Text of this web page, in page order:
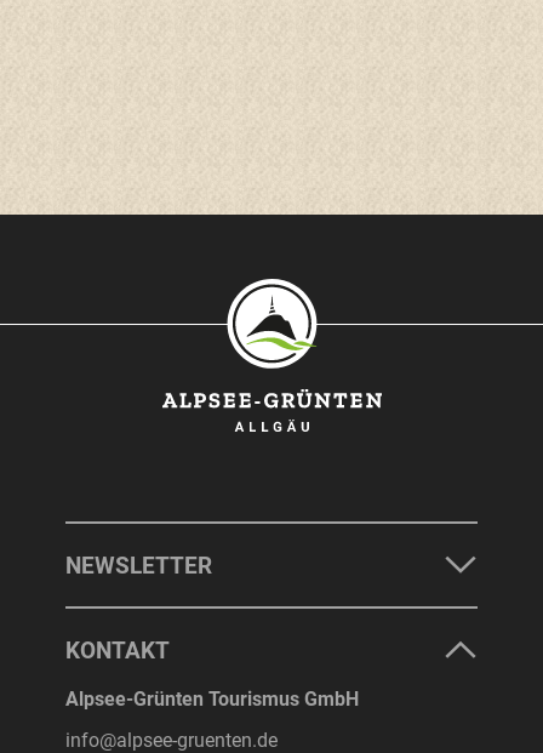
NEWSLETTER
KONTAKT
Alpsee-Grünten Tourismus GmbH
info@alpsee-gruenten.de